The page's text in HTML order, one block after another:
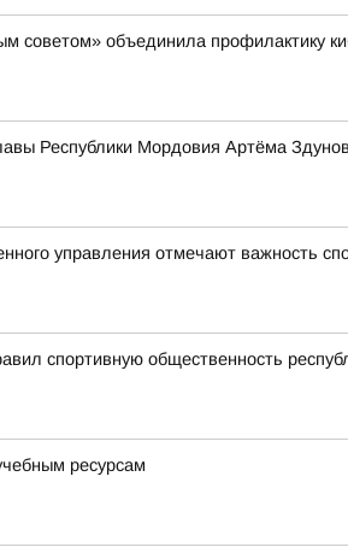
советом» объединила профилактику
Республики Мордовия Артёма
управления отмечают важность
спортивную общественность
ресурсам